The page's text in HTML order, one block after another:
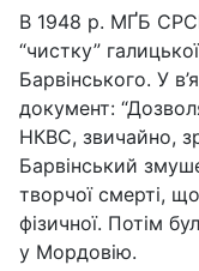
В 1948 р. МҐБ
“чистку”
Барвінського. У
документ:
НКВС, звичайно,
Барвінський
творчої смерті,
фізичної. Потім
у Мордовію.